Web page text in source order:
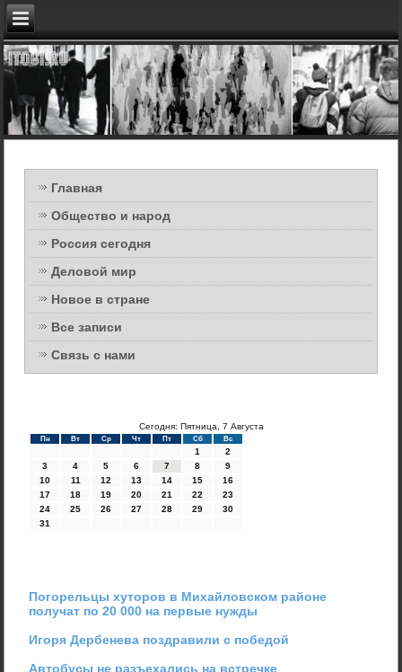
Главная
Общество и народ
Россия сегодня
Деловой мир
Новое в стране
Все записи
Связь с нами
Сегодня: Пятница, 7 Августа
Пн Вт Ср Чт Пт Сб Вс
1
2
3
4 5 6 7 8
9
10
11 12 13 14 15
16
17
18 19 20 21 22
23
24
25 26 27 28 29
30
31
Погорельцы хуторов в Михайловском районе
получат по 20 000 на первые нужды
Игоря Дербенева поздравили с победой
Автобусы не разъехались на встречке